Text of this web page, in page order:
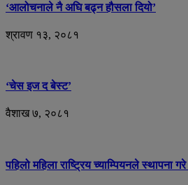
‘आलोचनाले नै अघि बढ्न हौसला दियो’
श्रावण १३, २०८१
‘चेस इज द बेस्ट’
वैशाख ७, २०८१
पहिलो महिला राष्ट्रिय च्याम्पियनले स्थापना